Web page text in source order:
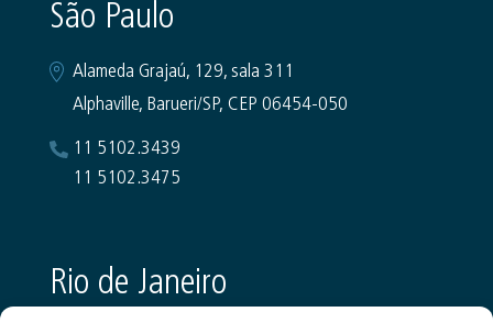
São Paulo
Alameda Grajaú, 129, sala 311
Alphaville, Barueri/SP, CEP 06454-050
11 5102.3439
11 5102.3475
Rio de Janeiro